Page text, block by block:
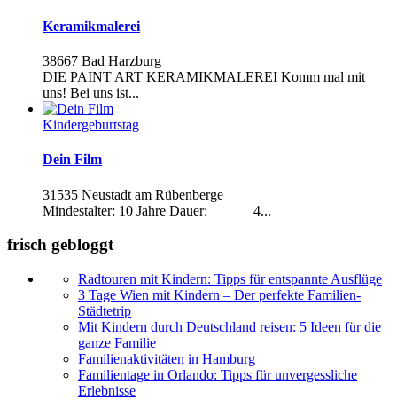
Keramikmalerei
38667 Bad Harzburg
DIE PAINT ART KERAMIKMALEREI Komm mal mit
uns! Bei uns ist...
Kindergeburtstag
Dein Film
31535 Neustadt am Rübenberge
Mindestalter: 10 Jahre Dauer: 4...
frisch gebloggt
Radtouren mit Kindern: Tipps für entspannte Ausflüge
3 Tage Wien mit Kindern – Der perfekte Familien-
Städtetrip
Mit Kindern durch Deutschland reisen: 5 Ideen für die
ganze Familie
Familienaktivitäten in Hamburg
Familientage in Orlando: Tipps für unvergessliche
Erlebnisse